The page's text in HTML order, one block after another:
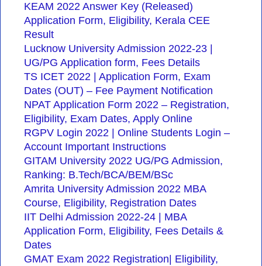
KEAM 2022 Answer Key (Released)
Application Form, Eligibility, Kerala CEE
Result
Lucknow University Admission 2022-23 |
UG/PG Application form, Fees Details
TS ICET 2022 | Application Form, Exam
Dates (OUT) – Fee Payment Notification
NPAT Application Form 2022 – Registration,
Eligibility, Exam Dates, Apply Online
RGPV Login 2022 | Online Students Login –
Account Important Instructions
GITAM University 2022 UG/PG Admission,
Ranking: B.Tech/BCA/BEM/BSc
Amrita University Admission 2022 MBA
Course, Eligibility, Registration Dates
IIT Delhi Admission 2022-24 | MBA
Application Form, Eligibility, Fees Details &
Dates
GMAT Exam 2022 Registration| Eligibility,